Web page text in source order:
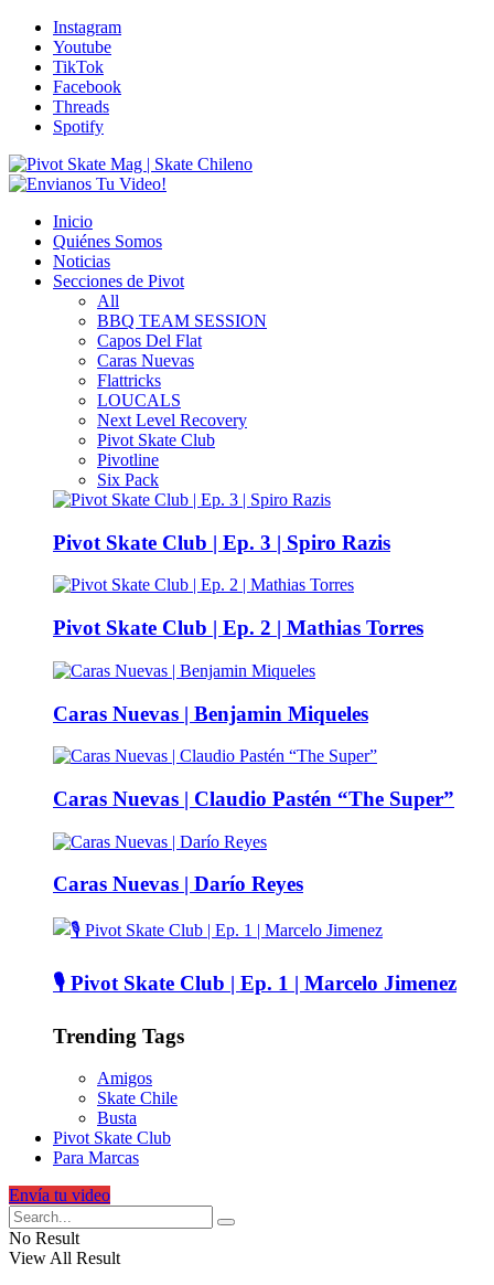
Instagram
Youtube
TikTok
Facebook
Threads
Spotify
Inicio
Quiénes Somos
Noticias
Secciones de Pivot
All
BBQ TEAM SESSION
Capos Del Flat
Caras Nuevas
Flattricks
LOUCALS
Next Level Recovery
Pivot Skate Club
Pivotline
Six Pack
Pivot Skate Club | Ep. 3 | Spiro Razis
Pivot Skate Club | Ep. 2 | Mathias Torres
Caras Nuevas | Benjamin Miqueles
Caras Nuevas | Claudio Pastén “The Super”
Caras Nuevas | Darío Reyes
🎙️ Pivot Skate Club | Ep. 1 | Marcelo Jimenez
Trending Tags
Amigos
Skate Chile
Busta
Pivot Skate Club
Para Marcas
Envía tu video
No Result
View All Result